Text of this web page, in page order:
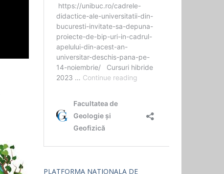
PLATFORMA NATIONALA DE